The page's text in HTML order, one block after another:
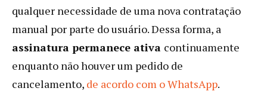
qualquer necessidade de uma nova contratação
manual por parte do usuário. Dessa forma, a
assinatura permanece ativa continuamente
enquanto não houver um pedido de
cancelamento, de acordo com o WhatsApp.